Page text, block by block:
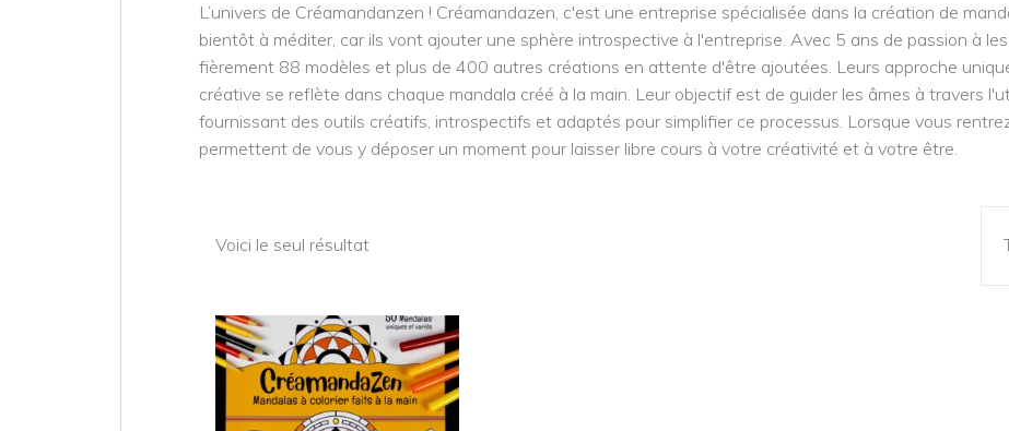
L’univers de Créamandanzen ! Créamandazen, c'est une entreprise spécialisée dans la création de
bientôt à méditer, car ils vont ajouter une sphère introspective à l'entreprise. Avec 5 ans de passion à
fièrement 88 modèles et plus de 400 autres créations en attente d'être ajoutées. Leurs approche
créative se reflète dans chaque mandala créé à la main. Leur objectif est de guider les âmes à travers
fournissant des outils créatifs, introspectifs et adaptés pour simplifier ce processus. Lorsque vous
permettent de vous y déposer un moment pour laisser libre cours à votre créativité et à votre être.
Voici le seul résultat